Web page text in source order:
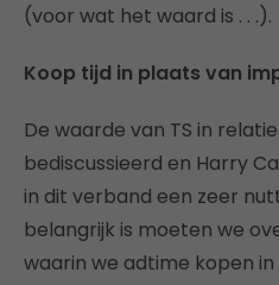
(voor wat het waard is . . .).
Koop tijd in plaats van
De waarde van TS in
bediscussieerd en Harry
in dit verband een zeer
belangrijk is moeten we
waarin we adtime kopen